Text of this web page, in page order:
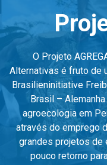
O Projeto
Alternativas é fruto de
Brasilieninitiative
Brasil –
agroecologia em
através do emprego
grandes projetos de
pouco retorno